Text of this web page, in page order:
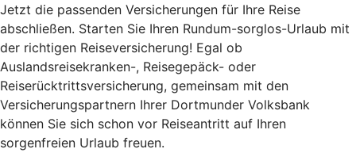
Jetzt die passenden Versicherungen für Ihre Reise
abschließen. Starten Sie Ihren Rundum-sorglos-Urlaub mit
der richtigen Reiseversicherung! Egal ob
Auslandsreisekranken-, Reisegepäck- oder
Reiserücktrittsversicherung, gemeinsam mit den
Versicherungspartnern Ihrer Dortmunder Volksbank
können Sie sich schon vor Reiseantritt auf Ihren
sorgenfreien Urlaub freuen.